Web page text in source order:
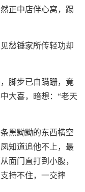
正中店伴心窝，踢
愁锤家所传轻功却
脚步已自蹒跚，竟
大喜，暗想：“老天
黑黝黝的东西横空
知道追他不上，最
面门直打到小腹，
持不住，一交摔